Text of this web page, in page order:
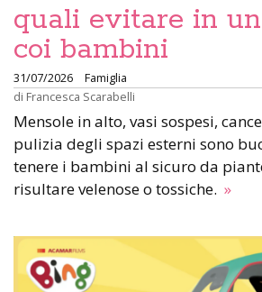
quali evitare in
coi bambini
31/07/2026
Famiglia
di Francesca Scarabelli
Mensole in alto, vasi sospesi,
pulizia degli spazi esterni sono
tenere i bambini al sicuro da
risultare velenose o tossiche. »